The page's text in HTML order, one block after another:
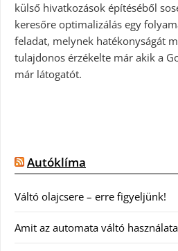
külső hivatkozások építéséből
keresőre optimalizálás egy
feladat, melynek hatékonyságát
tulajdonos érzékelte már akik a
már látogatót.
Autóklíma
Váltó olajcsere – erre figyeljünk!
Amit az automata váltó